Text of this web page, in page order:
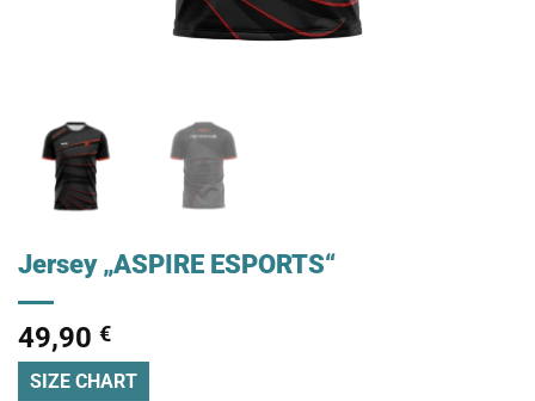
Jersey „ASPIRE ESPORTS“
49,90 €
SIZE CHART